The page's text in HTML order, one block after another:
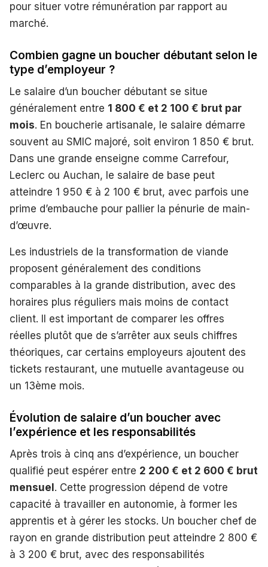
pour situer votre rémunération par rapport au
marché.
Combien gagne un boucher débutant selon le
type d’employeur ?
Le salaire d’un boucher débutant se situe
généralement entre 1 800 € et 2 100 € brut par
mois. En boucherie artisanale, le salaire démarre
souvent au SMIC majoré, soit environ 1 850 € brut.
Dans une grande enseigne comme Carrefour,
Leclerc ou Auchan, le salaire de base peut
atteindre 1 950 € à 2 100 € brut, avec parfois une
prime d’embauche pour pallier la pénurie de main-
d’œuvre.
Les industriels de la transformation de viande
proposent généralement des conditions
comparables à la grande distribution, avec des
horaires plus réguliers mais moins de contact
client. Il est important de comparer les offres
réelles plutôt que de s’arrêter aux seuls chiffres
théoriques, car certains employeurs ajoutent des
tickets restaurant, une mutuelle avantageuse ou
un 13ème mois.
Évolution de salaire d’un boucher avec
l’expérience et les responsabilités
Après trois à cinq ans d’expérience, un boucher
qualifié peut espérer entre 2 200 € et 2 600 € brut
mensuel . Cette progression dépend de votre
capacité à travailler en autonomie, à former les
apprentis et à gérer les stocks. Un boucher chef de
rayon en grande distribution peut atteindre 2 800 €
à 3 200 € brut, avec des responsabilités